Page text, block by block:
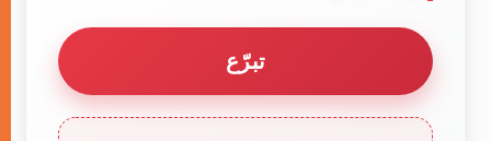
تبرّع